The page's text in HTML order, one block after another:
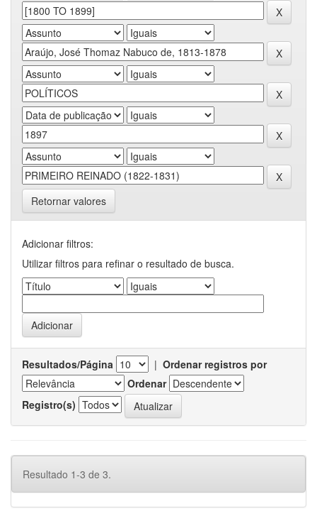
Retornar valores
Adicionar filtros:
Utilizar filtros para refinar o resultado de busca.
Resultados/Página | Ordenar registros por
Ordenar
Registro(s)
Resultado 1-3 de 3.